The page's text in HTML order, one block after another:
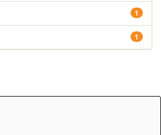
1
1